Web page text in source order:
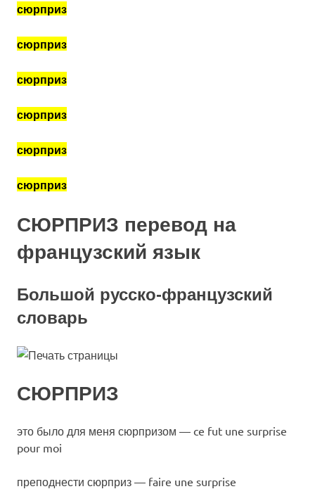
сюрприз
сюрприз
сюрприз
сюрприз
сюрприз
сюрприз
СЮРПРИЗ перевод на
французский язык
Большой русско-французский
словарь
СЮРПРИЗ
это было для меня сюрпризом — ce fut une surprise
pour moi
преподнести сюрприз — faire une surprise